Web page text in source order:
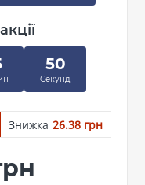
49
Секунд
Знижка 26.38 грн